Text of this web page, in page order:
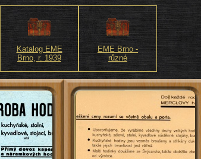
Katalog EME
Brno, r. 1939
EME Brno -
různé